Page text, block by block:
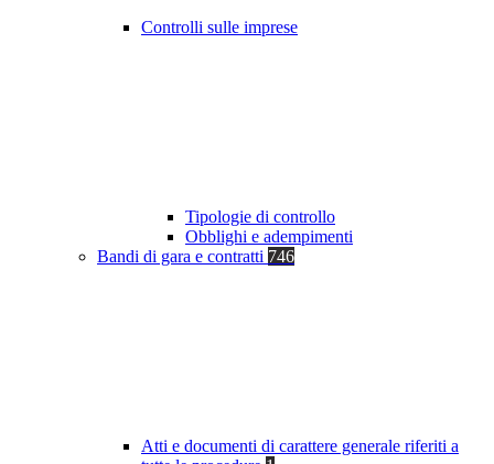
Controlli sulle imprese
Tipologie di controllo
Obblighi e adempimenti
Bandi di gara e contratti 746
Atti e documenti di carattere generale riferiti a